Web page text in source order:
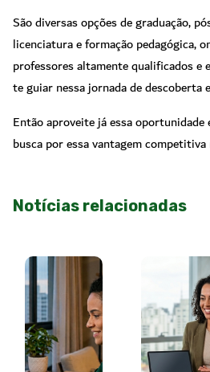
São diversas opções de graduação,
licenciatura e formação pedagógica,
professores altamente qualificados e
te guiar nessa jornada de descoberta
Então aproveite já essa
busca por essa vantagem
Notícias relacionadas